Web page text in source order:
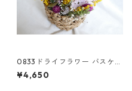
0833ドライフラワー バスケッ
トS
¥4,650